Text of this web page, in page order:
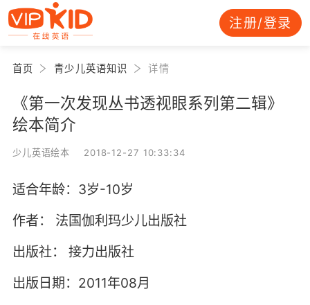
注册/登录
首页 青少儿英语知识 详情
《第一次发现丛书透视眼系列第二辑》
绘本简介
少儿英语绘本 2018-12-27 10:33:34
适合年龄：3岁-10岁
作者： 法国伽利玛少儿出版社
出版社： 接力出版社
出版日期：2011年08月